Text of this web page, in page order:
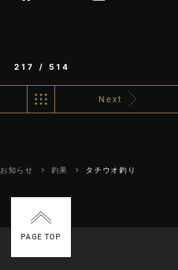
217 / 514
Next
お知らせ 釣果 タチウオ釣り
PAGE TOP